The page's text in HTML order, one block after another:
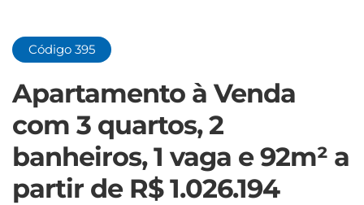
Código 395
Apartamento à Venda
com 3 quartos, 2
banheiros, 1 vaga e 92m² a
partir de R$ 1.026.194